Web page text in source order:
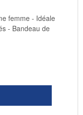
femme - Idéale
- Bandeau de